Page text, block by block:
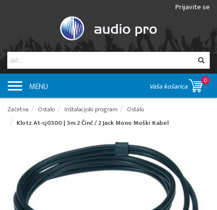
Prijavite se
MENU Vaša košarica
0
Začetna Ostalo Inštalacijski program
Ostalo
Klotz At-cj0300 | 3m 2 Činč / 2 Jack Mono Moški Kabel